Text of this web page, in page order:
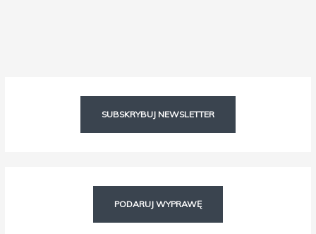
SUBSKRYBUJ NEWSLETTER
PODARUJ WYPRAWĘ